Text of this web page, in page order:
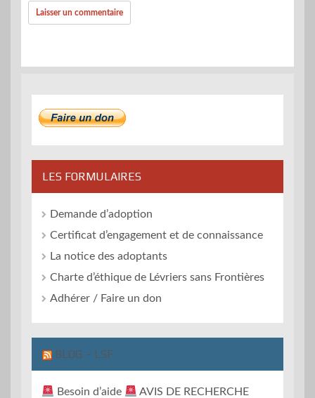
LES FORMULAIRES
Demande d’adoption
Certificat d’engagement et de connaissance
La notice des adoptants
Charte d’éthique de Lévriers sans Frontières
Adhérer / Faire un don
BLOG – LSF
Besoin d’aide
AVIS DE RECHERCHE